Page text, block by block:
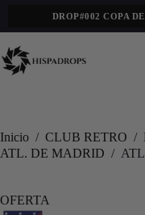
DROP#002 COPA
Inicio / CLUB RETRO /
ATL. DE MADRID /
OFERTA